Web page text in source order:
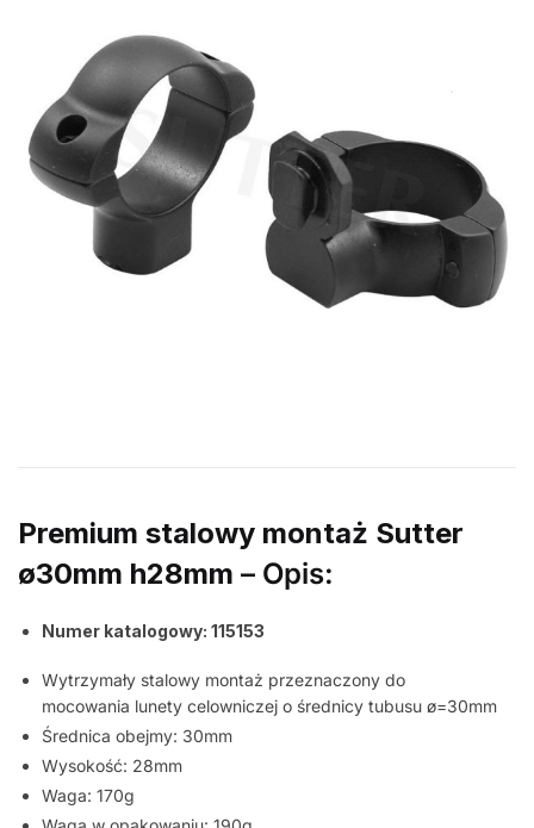
Premium stalowy montaż Sutter
ø30mm h28mm – Opis:
Numer katalogowy: 115153
Wytrzymały stalowy montaż przeznaczony do
mocowania lunety celowniczej o średnicy tubusu ø=30mm
Średnica obejmy: 30mm
Wysokość: 28mm
Waga: 170g